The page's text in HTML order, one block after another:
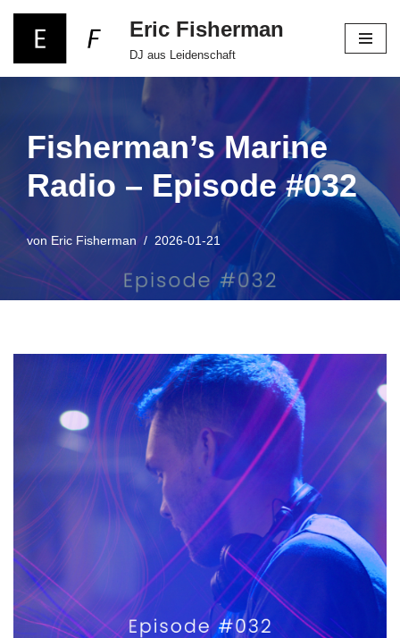
Zum
springen
Eric Fisherman
DJ aus Leidenschaft
Fisherman’s Marine
Radio – Episode #032
vonEric Fisherman 2026-01-21